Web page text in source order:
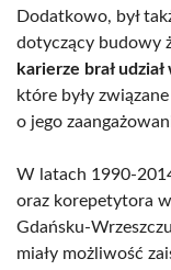
Dodatkowo, był
dotyczący budowy
karierze brał
które były
o jego
W latach 1990-
oraz korepetytora
Gdańsku-
miały możliwość